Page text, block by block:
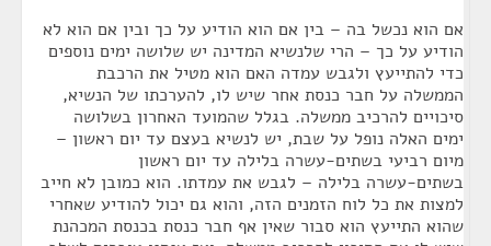
אם הוא נכשל בה – בין אם הוא הודיע על כך ובין אם הוא לא
הודיע על כך – הרי שלנשיא המדינה יש שלושה ימים נוספים
כדי להתייעץ ולגבש עמדה האם הוא מטיל את הרכבת
הממשלה על חבר כנסת אחר שיש לו, להערכתו של הנשיא,
סיכויים להרכיב ממשלה. בגלל שהמועד האחרון בשלושה
ימים האלה נופל על שבת, יש לנשיא בעצם עד יום ראשון –
מיום רביעי בשתים-עשרה בלילה עד יום ראשון
בשתים-עשרה בלילה – לגבש את עמדתו. הוא כמובן לא חייב
למצות את כל לוח הזמנים הזה, והוא גם יכול להודיע שאחרי
שהוא התייעץ הוא סבור שאין אף חבר כנסת בכנסת המכהנת